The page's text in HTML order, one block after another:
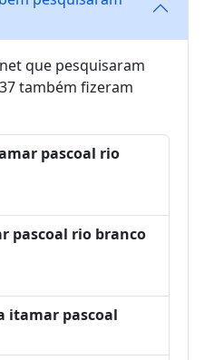
que pesquisaram
também fizeram
pascoal rio
pascoal rio branco
itamar pascoal